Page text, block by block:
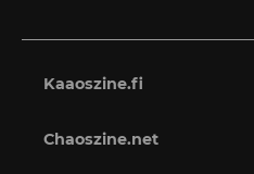
Kaaoszine.fi
Chaoszine.net